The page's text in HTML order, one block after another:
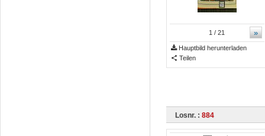
»
1 / 21
Hauptbild herunterladen
Teilen
Losnr. : 884